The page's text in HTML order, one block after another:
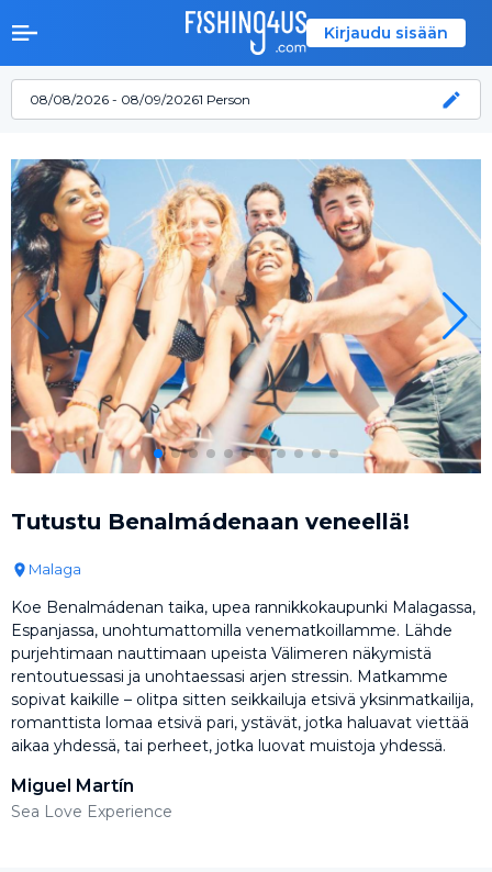
Kirjaudu sisään
08/08/2026 - 08/09/20261 Person
Tutustu Benalmádenaan veneellä!
Malaga
Koe Benalmádenan taika, upea rannikkokaupunki Malagassa,
Espanjassa, unohtumattomilla venematkoillamme. Lähde
purjehtimaan nauttimaan upeista Välimeren näkymistä
rentoutuessasi ja unohtaessasi arjen stressin. Matkamme
sopivat kaikille – olitpa sitten seikkailuja etsivä yksinmatkailija,
romanttista lomaa etsivä pari, ystävät, jotka haluavat viettää
aikaa yhdessä, tai perheet, jotka luovat muistoja yhdessä.
Miguel Martín
Sea Love Experience